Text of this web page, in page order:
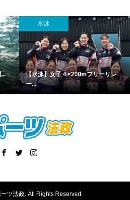
水泳
【水泳】女子４×200mフリーリレ
ー...
ツ法政. All Rights Reserved.